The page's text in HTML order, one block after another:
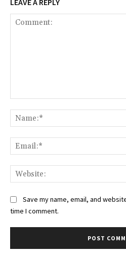
LEAVE A REPLY
Save my name, email, and
time I comment.